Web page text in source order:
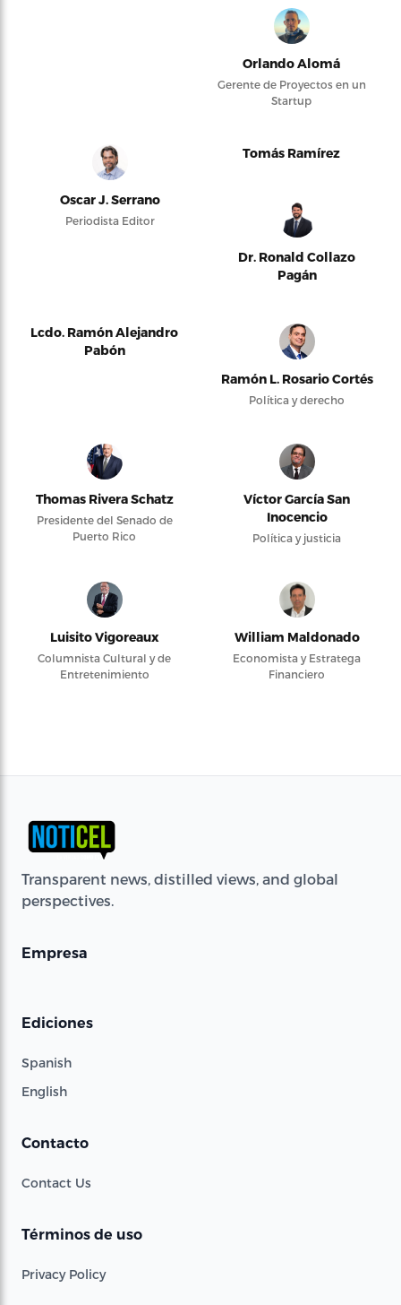
Orlando Alomá
Gerente de Proyectos en un
Startup
Oscar J. Serrano
Periodista Editor
Tomás Ramírez
Dr. Ronald Collazo
Pagán
Lcdo. Ramón Alejandro
Pabón
Ramón L. Rosario Cortés
Política y derecho
Thomas Rivera Schatz
Presidente del Senado de
Puerto Rico
Víctor García San
Inocencio
Política y justicia
Luisito Vigoreaux
Columnista Cultural y de
Entretenimiento
William Maldonado
Economista y Estratega
Financiero
Transparent news, distilled views, and global
perspectives.
Empresa
Ediciones
Spanish
English
Contacto
Contact Us
Términos de uso
Privacy Policy